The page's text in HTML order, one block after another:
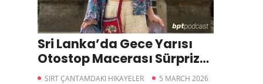
Sri Lanka’da Gece Yarısı
Otostop Macerası Sürpriz
Sonlu
SIRT ÇANTAMDAKI HIKAYELER 5 MARCH 2026